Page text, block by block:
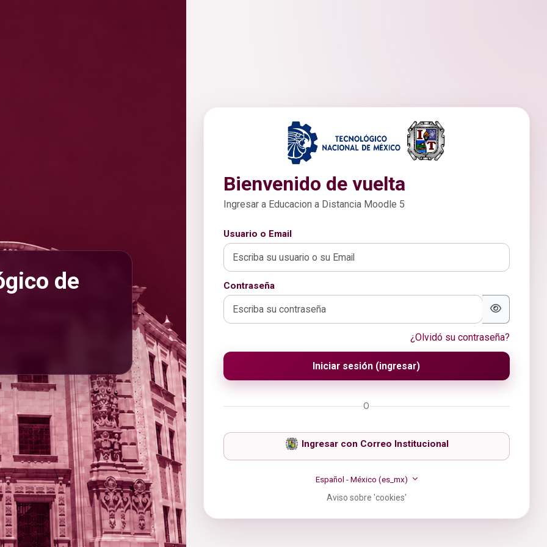
de
Bienvenido de vuelta
Ingresar a Educacion a Distancia Moodle 5
Usuario o Email
Contraseña
¿Olvidó su contraseña?
Iniciar sesión (ingresar)
O
Ingresar con Correo Institucional
Español - México ‎(es_mx)‎
Aviso sobre 'cookies'